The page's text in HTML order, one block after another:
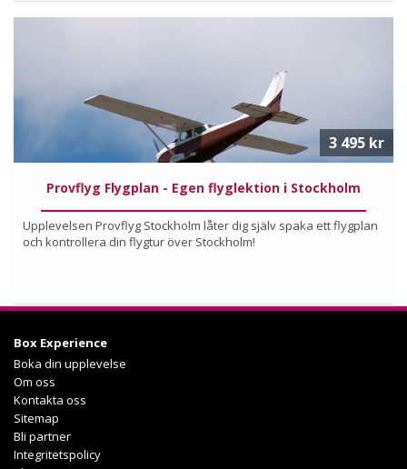
Köp
Provflyg Flygplan - Egen flyglektion i Stockholm
Upplevelsen Provflyg Stockholm låter dig själv spaka ett flygplan
och kontrollera din flygtur över Stockholm!
3 495 kr
Box Experience
Boka din upplevelse
Om oss
Kontakta oss
Sitemap
Bli partner
Integritetspolicy